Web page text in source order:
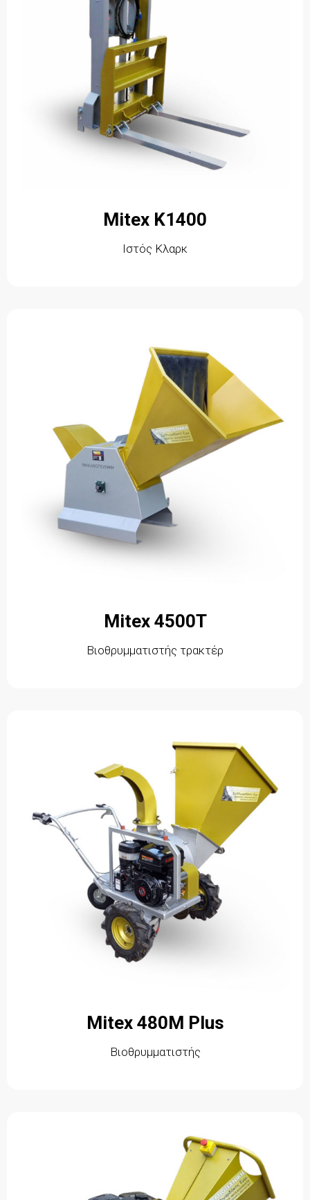
Mitex K1400
Ιστός Κλαρκ
Mitex 4500T
Βιοθρυμματιστής τρακτέρ
Mitex 480M Plus
Βιοθρυμματιστής